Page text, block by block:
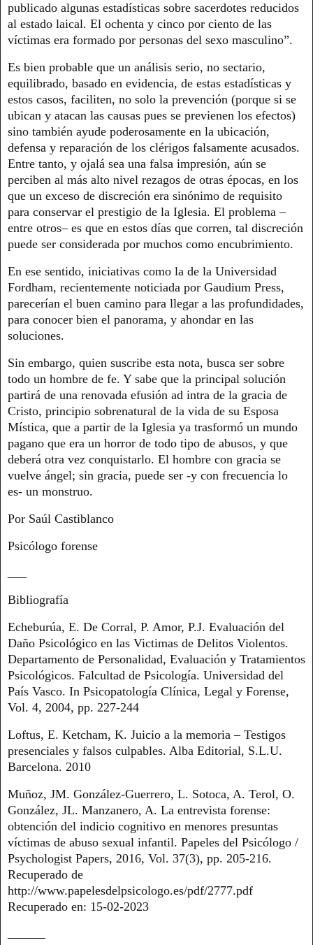
publicado algunas estadísticas sobre sacerdotes reducidos
al estado laical. El ochenta y cinco por ciento de las
víctimas era formado por personas del sexo masculino”.
Es bien probable que un análisis serio, no sectario,
equilibrado, basado en evidencia, de estas estadísticas y
estos casos, faciliten, no solo la prevención (porque si se
ubican y atacan las causas pues se previenen los efectos)
sino también ayude poderosamente en la ubicación,
defensa y reparación de los clérigos falsamente acusados.
Entre tanto, y ojalá sea una falsa impresión, aún se
perciben al más alto nivel rezagos de otras épocas, en los
que un exceso de discreción era sinónimo de requisito
para conservar el prestigio de la Iglesia. El problema –
entre otros– es que en estos días que corren, tal discreción
puede ser considerada por muchos como encubrimiento.
En ese sentido, iniciativas como la de la Universidad
Fordham, recientemente noticiada por Gaudium Press,
parecerían el buen camino para llegar a las profundidades,
para conocer bien el panorama, y ahondar en las
soluciones.
Sin embargo, quien suscribe esta nota, busca ser sobre
todo un hombre de fe. Y sabe que la principal solución
partirá de una renovada efusión ad intra de la gracia de
Cristo, principio sobrenatural de la vida de su Esposa
Mística, que a partir de la Iglesia ya trasformó un mundo
pagano que era un horror de todo tipo de abusos, y que
deberá otra vez conquistarlo. El hombre con gracia se
vuelve ángel; sin gracia, puede ser -y con frecuencia lo
es- un monstruo.
Por Saúl Castiblanco
Psicólogo forense
Bibliografía
Echeburúa, E. De Corral, P. Amor, P.J. Evaluación del
Daño Psicológico en las Victimas de Delitos Violentos.
Departamento de Personalidad, Evaluación y Tratamientos
Psicológicos. Falcultad de Psicología. Universidad del
País Vasco. In Psicopatología Clínica, Legal y Forense,
Vol. 4, 2004, pp. 227-244
Loftus, E. Ketcham, K. Juicio a la memoria – Testigos
presenciales y falsos culpables. Alba Editorial, S.L.U.
Barcelona. 2010
Muñoz, JM. González-Guerrero, L. Sotoca, A. Terol, O.
González, JL. Manzanero, A. La entrevista forense:
obtención del indicio cognitivo en menores presuntas
víctimas de abuso sexual infantil. Papeles del Psicólogo /
Psychologist Papers, 2016, Vol. 37(3), pp. 205-216.
Recuperado de
http://www.papelesdelpsicologo.es/pdf/2777.pdf
Recuperado en: 15-02-2023